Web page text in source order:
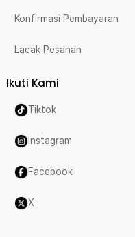
Konfirmasi Pembayaran
Lacak Pesanan
Ikuti Kami
Tiktok
Instagram
Facebook
X